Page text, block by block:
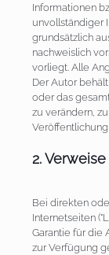
Informationen
unvollständiger
grundsätzlich
nachweislich
vorliegt. Alle
Der Autor
oder das
zu verändern,
2.
Bei direkten
Internetseiten
Garantie für die
zur Verfügung